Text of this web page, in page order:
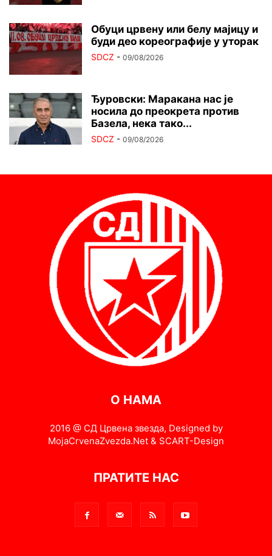
Обуци црвену или белу мајицу и
буди део кореографије у уторак
SDCZ - 09/08/2026
Ђуровски: Маракана нас је
носила до преокрета против
Базела, нека тако...
SDCZ - 09/08/2026
О НАМА
2016 @ СД Црвена звезда, Designed by
MojaCrvenaZvezda.Net & SCART-Design
ПРАТИТЕ НАС